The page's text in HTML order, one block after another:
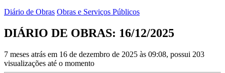
Diário de Obras Obras e Serviços Públicos
DIÁRIO DE OBRAS: 16/12/2025
7 meses atrás em 16 de dezembro de 2025 às 09:08, possui 203
visualizações até o momento